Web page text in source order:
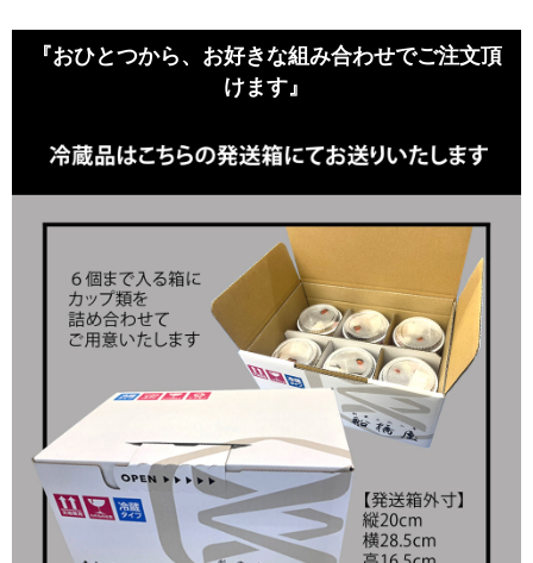
『おひとつから、お好きな組み合わせでご注文頂
けます』